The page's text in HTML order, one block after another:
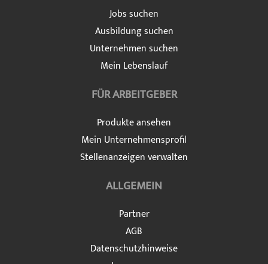
Jobs suchen
Ausbildung suchen
Unternehmen suchen
Mein Lebenslauf
FÜR ARBEITGEBER
Produkte ansehen
Mein Unternehmensprofil
Stellenanzeigen verwalten
ALLGEMEIN
Partner
AGB
Datenschutzhinweise